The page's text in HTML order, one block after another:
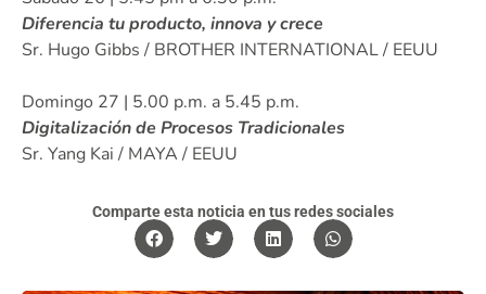
Diferencia tu producto, innova y crece
Sr. Hugo Gibbs / BROTHER INTERNATIONAL / EEUU
Domingo 27 | 5.00 p.m. a 5.45 p.m.
Digitalización de Procesos Tradicionales
Sr. Yang Kai / MAYA / EEUU
Comparte esta noticia en tus redes sociales